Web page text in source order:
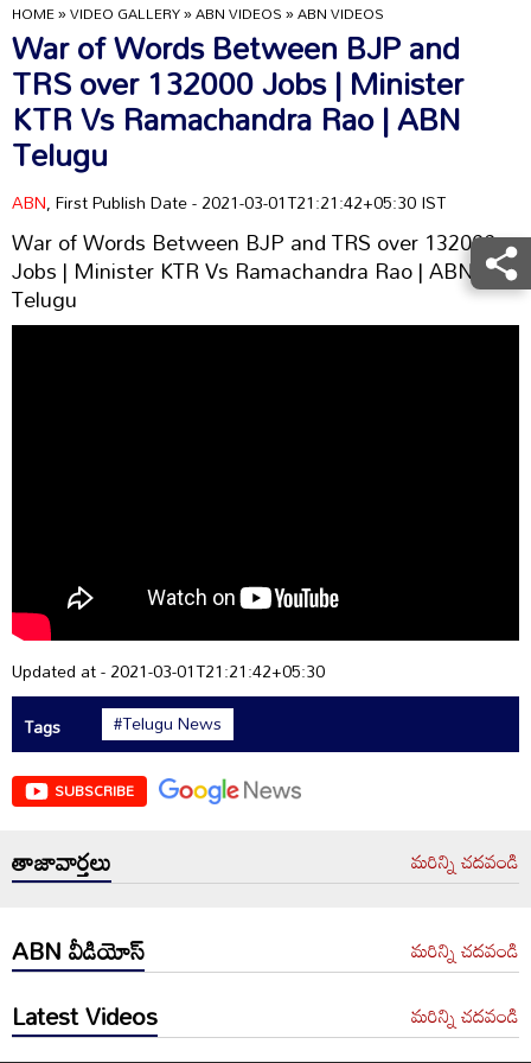
HOME»VIDEO GALLERY»ABN VIDEOS»ABN VIDEOS
War of Words Between BJP and
TRS over 132000 Jobs | Minister
KTR Vs Ramachandra Rao | ABN
Telugu
ABN, First Publish Date - 2021-03-01T21:21:42+05:30 IST
War of Words Between BJP and TRS over 132000
Jobs | Minister KTR Vs Ramachandra Rao | ABN
Telugu
Updated at - 2021-03-01T21:21:42+05:30
Tags
#Telugu News
SUBSCRIBE
తాజావార్తలు మరిన్ని చదవండి
ABN వీడియోస్ మరిన్ని చదవండి
Latest Videos మరిన్ని చదవండి